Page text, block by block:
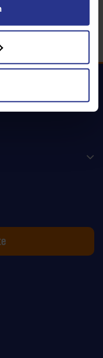
op Youtube
Sporten op